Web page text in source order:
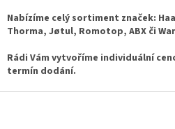
a
c
p
k
Nabízíme celý sortiment značek:
Thorma, Jøtul, Romotop, ABX či
Rádi Vám vytvoříme individuální
termín dodání.